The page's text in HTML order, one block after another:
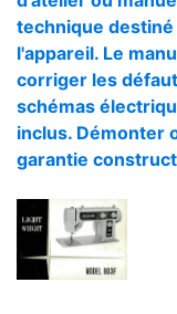
technique
l'appareil. Le
corriger les
schémas
inclus. Démonter
garantie